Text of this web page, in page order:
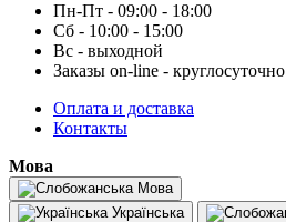
Пн-Пт - 09:00 - 18:00
Сб - 10:00 - 15:00
Вс - выходной
Заказы on-line - круглосуточно
Оплата и доставка
Контакты
Мова
Мова
Українська